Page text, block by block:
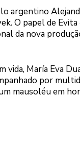
argentino
O papel de
da nova
vida, María Eva
por
mausoléu em